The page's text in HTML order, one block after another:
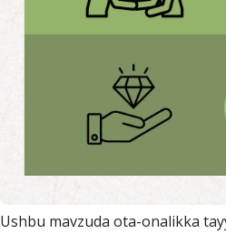
Ushbu mavzuda ota-onalikka